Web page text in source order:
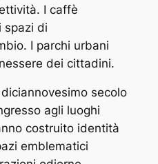
I caffè
spazi di
I parchi urbani
dei cittadini.
secolo
agli luoghi
costruito identità
emblematici